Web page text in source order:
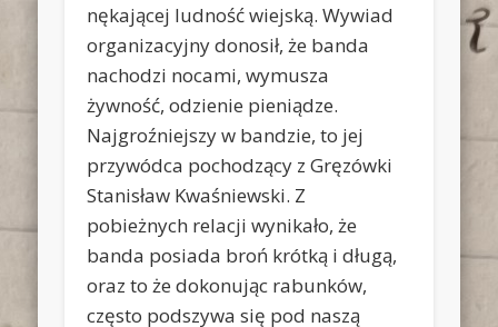
nękającej ludność wiejską. Wywiad
organizacyjny donosił, że banda
nachodzi nocami, wymusza
żywność, odzienie pieniądze.
Najgroźniejszy w bandzie, to jej
przywódca pochodzący z Gręzówki
Stanisław Kwaśniewski. Z
pobieżnych relacji wynikało, że
banda posiada broń krótką i długą,
oraz to że dokonując rabunków,
często podszywa się pod naszą